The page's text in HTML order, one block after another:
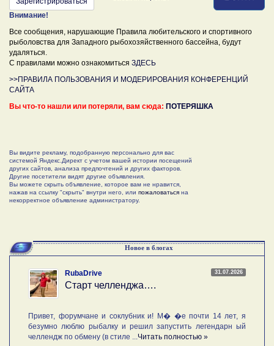
Внимание!
Все сообщения, нарушающие Правила любительского и спортивного
рыболовства для Западного рыбохозяйственного бассейна, будут
удаляться.
С правилами можно ознакомиться ЗДЕСЬ
>>ПРАВИЛА ПОЛЬЗОВАНИЯ И МОДЕРИРОВАНИЯ КОНФЕРЕНЦИЙ
САЙТА
Вы что-то нашли или потеряли, вам сюда: ПОТЕРЯШКА
Вы видите рекламу, подобранную персонально для вас
системой Яндекс.Директ с учетом вашей истории посещений
других сайтов, анализа предпочтений и других факторов.
Другие посетители видят другие объявления.
Вы можете скрыть объявление, которое вам не нравится,
нажав на ссылку "скрыть" внутри него, или пожаловаться на
некорректное объявление администратору.
Новое в блогах
31.07.2026
RubaDrive
Старт челленджа….
Привет, форумчане и соклубник и! М� �е почти 14 лет, я
безумно люблю рыбалку и решил запустить легендарн ый
челлендж по обмену (в стиле ... Читать полностью »